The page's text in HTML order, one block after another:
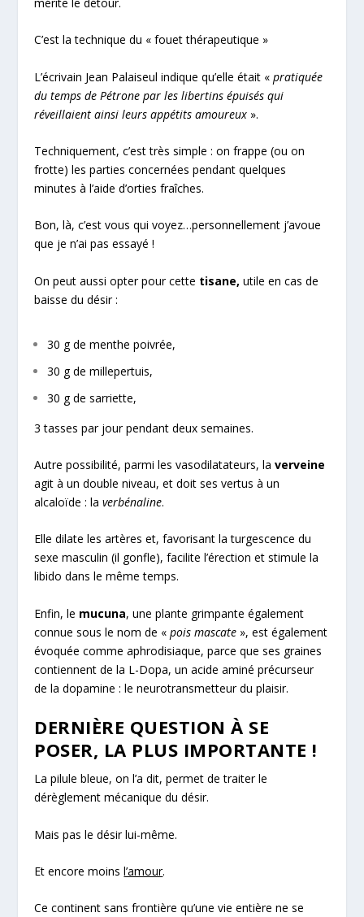
C’est la technique du « fouet thérapeutique »
L’écrivain Jean Palaiseul indique qu’elle était «pratiquée
du temps de Pétrone par les libertins épuisés qui
réveillaient ainsi leurs appétits amoureux ».
Techniquement, c’est très simple : on frappe (ou on
frotte) les parties concernées pendant quelques
minutes à l’aide d’orties fraîches.
Bon, là, c’est vous qui voyez…personnellement j’avoue
que je n’ai pas essayé !
On peut aussi opter pour cette tisane,utile en cas de
baisse du désir :
30 g de menthe poivrée,
30 g de millepertuis,
30 g de sarriette,
3 tasses par jour pendant deux semaines.
Autre possibilité, parmi les vasodilatateurs, laverveine
agit à un double niveau, et doit ses vertus à un
alcaloïde : laverbénaline.
Elle dilate les artères et, favorisant la turgescence du
sexe masculin (il gonfle), facilite l’érection et stimule la
libido dans le même temps.
Enfin, le mucuna, une plante grimpante également
connue sous le nom de «pois mascate », est également
évoquée comme aphrodisiaque, parce que ses graines
contiennent de la L-Dopa, un acide aminé précurseur
de la dopamine : le neurotransmetteur du plaisir.
DERNIÈRE QUESTION À SE
POSER, LA PLUS IMPORTANTE !
La pilule bleue, on l’a dit, permet de traiter le
dérèglement mécanique du désir.
Mais pas le désir lui-même.
Et encore moinsl’amour.
Ce continent sans frontière qu’une vie entière ne se